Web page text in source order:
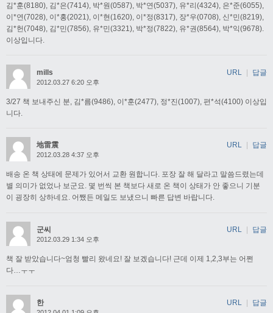
김*훈(8180), 김*은(7414), 박*원(0587), 박*연(5037), 유*리(4324), 은*준(6055),
이*연(7028), 이*홍(2021), 이*현(1620), 이*정(8317), 장*우(0708), 신*민(8219),
김*헌(7048), 김*민(7856), 유*민(3321), 박*정(7822), 유*권(8564), 박*익(9678).
이상입니다.
mills
2012.03.27 6:20 오후
3/27 책 보내주신 분, 김*름(9486), 이*훈(2477), 정*진(1007), 편*석(4100) 이상입
니다.
URL | 답글
地雷震
2012.03.28 4:37 오후
배송 온 책 상태에 문제가 있어서 교환 원합니다. 포장 잘 해 달라고 말씀드렸는데
별 의미가 없었나 보군요. 몇 번씩 본 책보다 새로 온 책이 상태가 안 좋으니 기분
이 굉장히 상하네요. 어쨌든 메일도 보냈으니 빠른 답변 바랍니다.
URL 답글
군씨
2012.03.29 1:34 오후
책 잘 받았습니다~엄청 빨리 왔네요! 잘 보겠습니다! 근데 이제 1,2,3부는 어쩐
다…ㅜㅜ
URL 답글
한 URL 답글